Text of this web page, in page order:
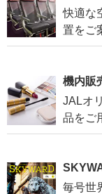
快適な
置をご
機内販
JALオ
品をご
毎号世